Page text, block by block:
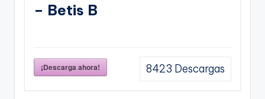
– Betis B
¡Descarga ahora! 8423 Descargas